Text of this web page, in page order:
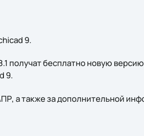
9.
получат бесплатно новую
9.
а также за дополнительной